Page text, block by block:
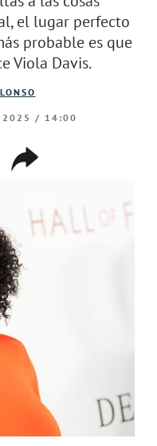
el lugar perfecto
probable es que
Viola Davis.
2025 / 14:00
compartir
enlace